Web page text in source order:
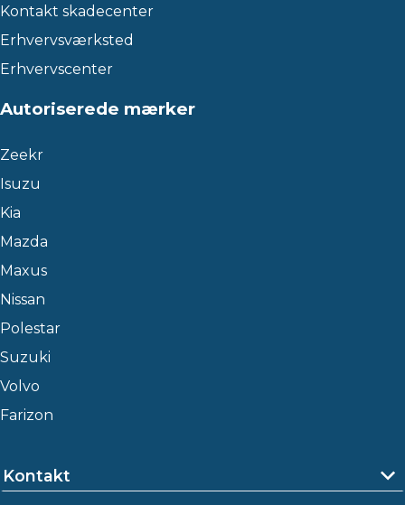
Kontakt skadecenter
Erhvervsværksted
Erhvervscenter
Autoriserede mærker
Zeekr
Isuzu
Kia
Mazda
Maxus
Nissan
Polestar
Suzuki
Volvo
Farizon
Kontakt